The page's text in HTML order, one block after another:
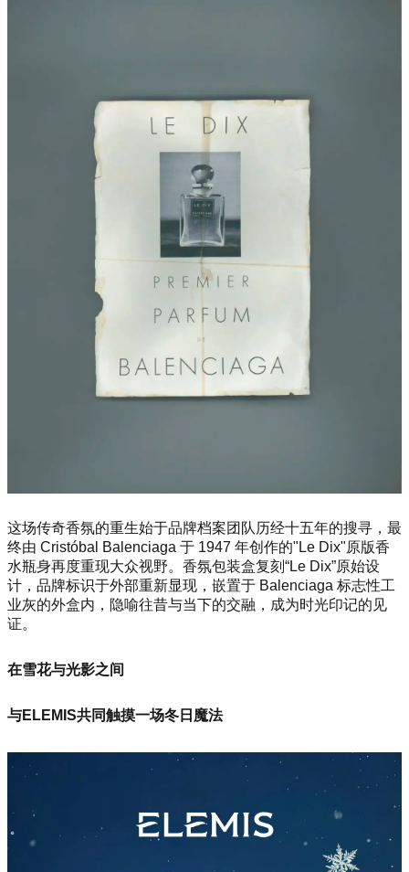
这场传奇香氛的重生始于品牌档案团队历经十五年的搜寻，最
终由 Cristóbal Balenciaga 于 1947 年创作的"Le Dix"原版香
水瓶身再度重现大众视野。香氛包装盒复刻“Le Dix”原始设
计，品牌标识于外部重新显现，嵌置于 Balenciaga 标志性工
业灰的外盒内，隐喻往昔与当下的交融，成为时光印记的见
证。
在雪花与光影之间
与ELEMIS共同触摸一场冬日魔法